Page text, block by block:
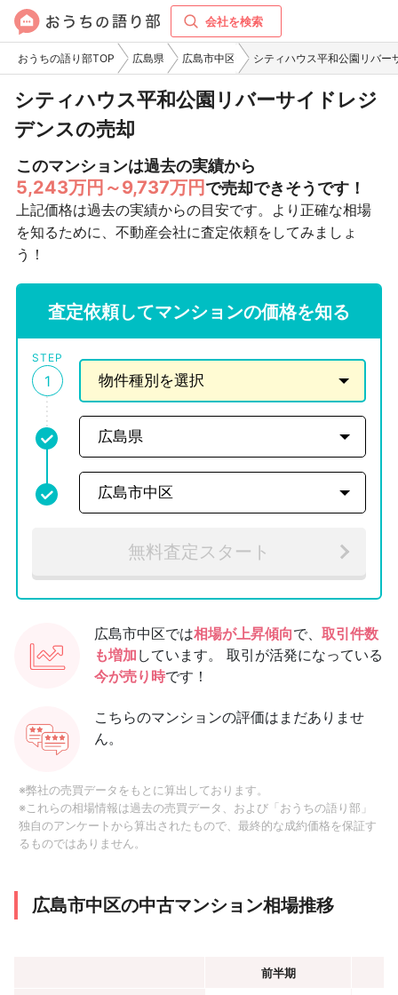
会社を検索
おうちの語り部TOP 広島県 広島市中区 シティハウス平和公園リバー
シティハウス平和公園リバーサイドレジ
デンスの売却
このマンションは過去の実績から
5,243万円～9,737万円で売却できそうです！
上記価格は過去の実績からの目安です。より正確な相場
を知るために、不動産会社に査定依頼をしてみましょ
う！
査定依頼してマンションの価格を知る
STEP
1
無料査定スタート
広島市中区では相場が上昇傾向で、 取引件数
も増加 しています。
取引が活発になっている
今が売り時です！
こちらのマンションの評価はまだありませ
ん。
※弊社の売買データをもとに算出しております。
※これらの相場情報は過去の売買データ、および「おうちの語り部」
独自のアンケートから算出されたもので、最終的な成約価格を保証す
るものではありません。
広島市中区の中古マンション相場推移
前半期